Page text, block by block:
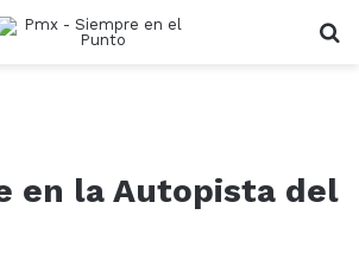
en la Autopista del